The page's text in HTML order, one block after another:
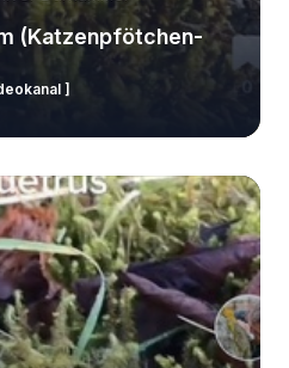
(Katzenpfötchen-
]